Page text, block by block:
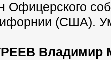
Офицерского
(США).
Владимир